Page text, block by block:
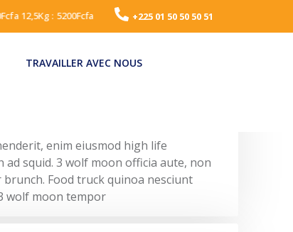
12,5Kg : 5200Fcfa ● Gasoil : 715 Fcfa / Super sans plomb
+225 01 50 50 50 51
TRAVAILLER AVEC NOUS
enim eiusmod high life
ad squid. 3 wolf moon officia aute, non
Food truck quinoa nesciunt
wolf moon tempor